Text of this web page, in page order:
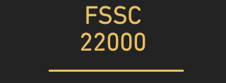
FSSC
22000